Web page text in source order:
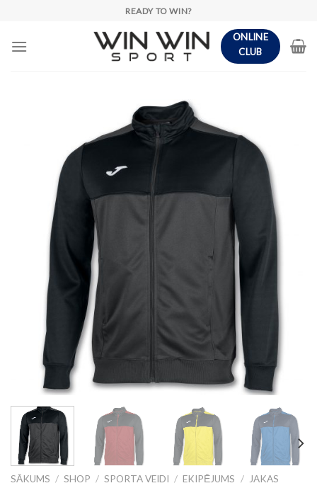
content
READY TO WIN?
ONLINE
CLUB
SĀKUMS / SHOP / SPORTA VEIDI / EKIPĒJUMS / JAKAS